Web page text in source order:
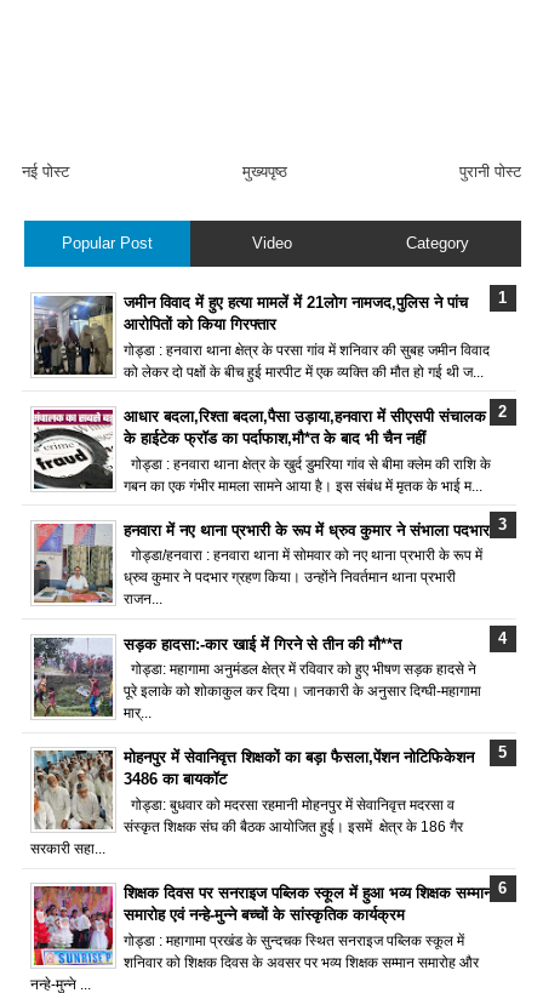
नई पोस्ट पुरानी पोस्ट
मुख्यपृष्ठ
Popular Post Video Category
जमीन विवाद में हुए हत्या मामलें में 21लोग नामजद,पुलिस ने पांच
आरोपितों को किया गिरफ्तार
गोड्डा : हनवारा थाना क्षेत्र के परसा गांव में शनिवार की सुबह जमीन विवाद
को लेकर दो पक्षों के बीच हुई मारपीट में एक व्यक्ति की मौत हो गई थी ज...
आधार बदला,रिश्ता बदला,पैसा उड़ाया,हनवारा में सीएसपी संचालक
के हाईटेक फ्रॉड का पर्दाफाश,मौ*त के बाद भी चैन नहीं
गोड्डा : हनवारा थाना क्षेत्र के खुर्द डुमरिया गांव से बीमा क्लेम की राशि के
गबन का एक गंभीर मामला सामने आया है। इस संबंध में मृतक के भाई म...
हनवारा में नए थाना प्रभारी के रूप में ध्रुव कुमार ने संभाला पदभार
गोड्डा/हनवारा : हनवारा थाना में सोमवार को नए थाना प्रभारी के रूप में
ध्रुव कुमार ने पदभार ग्रहण किया। उन्होंने निवर्तमान थाना प्रभारी
राजन...
सड़क हादसा:-कार खाई में गिरने से तीन की मौ**त
गोड्डा: महागामा अनुमंडल क्षेत्र में रविवार को हुए भीषण सड़क हादसे ने
पूरे इलाके को शोकाकुल कर दिया। जानकारी के अनुसार दिग्घी-महागामा
मार्...
मोहनपुर में सेवानिवृत्त शिक्षकों का बड़ा फैसला,पेंशन नोटिफिकेशन
3486 का बायकॉट
गोड्डा: बुधवार को मदरसा रहमानी मोहनपुर में सेवानिवृत्त मदरसा व
संस्कृत शिक्षक संघ की बैठक आयोजित हुई। इसमें क्षेत्र के 186 गैर
सरकारी सहा...
शिक्षक दिवस पर सनराइज पब्लिक स्कूल में हुआ भव्य शिक्षक सम्मान
समारोह एवं नन्हे-मुन्ने बच्चों के सांस्कृतिक कार्यक्रम
गोड्डा : महागामा प्रखंड के सुन्दचक स्थित सनराइज पब्लिक स्कूल में
शनिवार को शिक्षक दिवस के अवसर पर भव्य शिक्षक सम्मान समारोह और
नन्हे-मुन्ने ...